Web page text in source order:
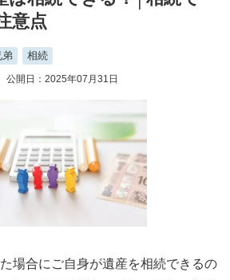
意点
弟 相続
開日：2025年07月31日
場合にご自身が遺産を相続できるの